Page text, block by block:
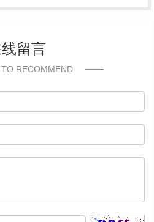
留言
RECOMMEND